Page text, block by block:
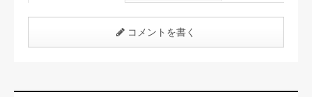
コメントを書く